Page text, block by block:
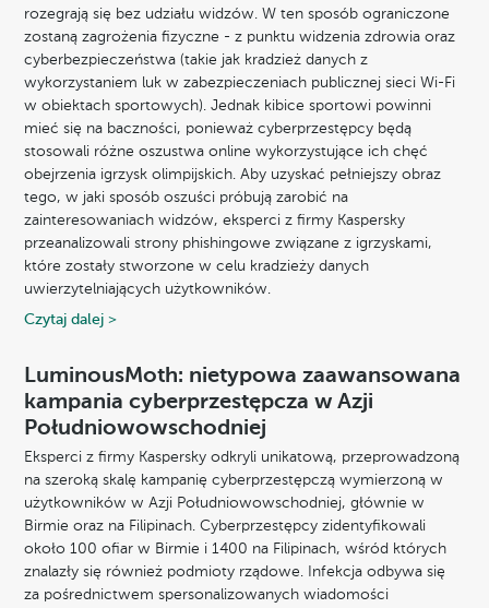
rozegrają się bez udziału widzów. W ten sposób ograniczone
zostaną zagrożenia fizyczne - z punktu widzenia zdrowia oraz
cyberbezpieczeństwa (takie jak kradzież danych z
wykorzystaniem luk w zabezpieczeniach publicznej sieci Wi-Fi
w obiektach sportowych). Jednak kibice sportowi powinni
mieć się na baczności, ponieważ cyberprzestępcy będą
stosowali różne oszustwa online wykorzystujące ich chęć
obejrzenia igrzysk olimpijskich. Aby uzyskać pełniejszy obraz
tego, w jaki sposób oszuści próbują zarobić na
zainteresowaniach widzów, eksperci z firmy Kaspersky
przeanalizowali strony phishingowe związane z igrzyskami,
które zostały stworzone w celu kradzieży danych
uwierzytelniających użytkowników.
Czytaj dalej >
LuminousMoth: nietypowa zaawansowana
kampania cyberprzestępcza w Azji
Południowowschodniej
Eksperci z firmy Kaspersky odkryli unikatową, przeprowadzoną
na szeroką skalę kampanię cyberprzestępczą wymierzoną w
użytkowników w Azji Południowowschodniej, głównie w
Birmie oraz na Filipinach. Cyberprzestępcy zidentyfikowali
około 100 ofiar w Birmie i 1400 na Filipinach, wśród których
znalazły się również podmioty rządowe. Infekcja odbywa się
za pośrednictwem spersonalizowanych wiadomości